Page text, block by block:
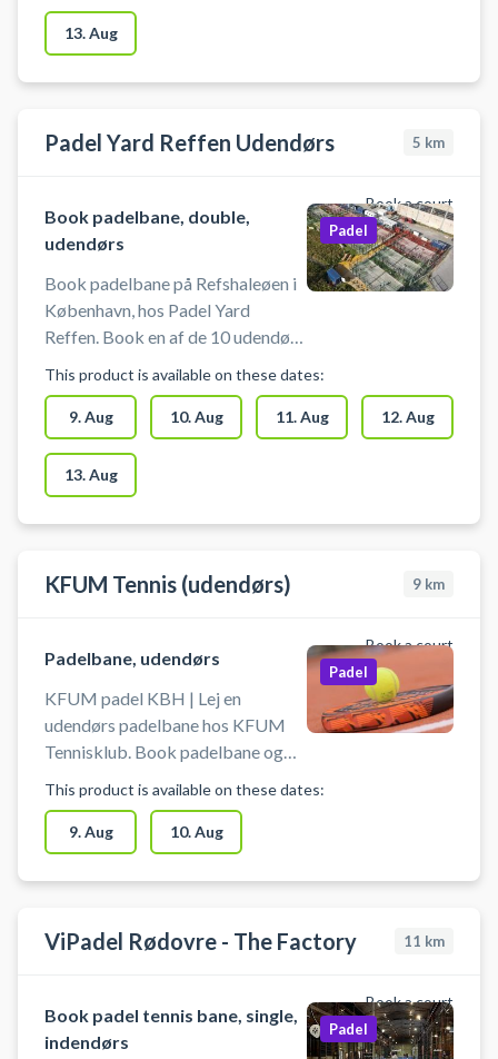
København. Der er gratis
parkering ved padel reffen og du
kan leje padel bat og købe bolde i
bane være udendørs byder Padel
af den indendørs padelhal ved
reffen padel.
13. Aug
Padel Yard Reffen Udendørs 5 km
Book a court
Book padelbane, double,
udendørs
Book padelbane på Refshaleøen i
København, hos Padel Yard
Reffen. Book en af de 10 udendørs
på det unikke udendørs padelbane
anlæg hos Padel Yard Reffen
beliggende på Refshalevej 179,
1432 København K. Ved reffen
padel er der gratis parkering og du
kan leje bat og købe bolde i hele
være indendørs byder Padel Yard
Reffen også på 8 indendørs
af udendørs padelbanerne ved
Padel
This product is available on these dates:
9. Aug 10. Aug 11. Aug 12. Aug
13. Aug
KFUM Tennis (udendørs) 9 km
Book a court
Padelbane, udendørs
KFUM padel KBH | Lej en
udendørs padelbane hos KFUM
Tennisklub. Book padelbane og
København. Du skal selv
medbringe bat og bolde.
Padel
This product is available on these dates:
9. Aug 10. Aug
ViPadel Rødovre - The Factory 11 km
Book a court
Book padel tennis bane, single,
indendørs
Padel